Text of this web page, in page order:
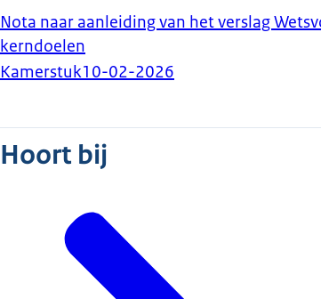
Nota naar aanleiding van het verslag
kerndoelen
Kamerstuk10-02-2026
Hoort bij